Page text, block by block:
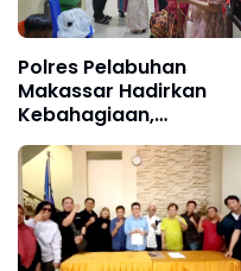
Polres Pelabuhan
Makassar Hadirkan
Kebahagiaan,
Pertemukan Tahanan
dengan Keluarga di Hari
Istimewa Pernikahan